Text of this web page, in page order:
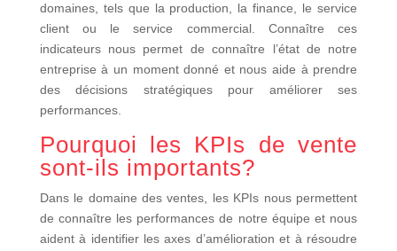
domaines, tels que la production, la finance, le service
client ou le service commercial. Connaître ces
indicateurs nous permet de connaître l’état de notre
entreprise à un moment donné et nous aide à prendre
des décisions stratégiques pour améliorer ses
performances.
Pourquoi les KPIs de vente
sont-ils importants?
Dans le domaine des ventes, les KPIs nous permettent
de connaître les performances de notre équipe et nous
aident à identifier les axes d’amélioration et à résoudre